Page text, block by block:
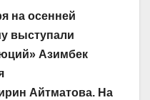
на осенней
выступали
Азимбек
Айтматова. На